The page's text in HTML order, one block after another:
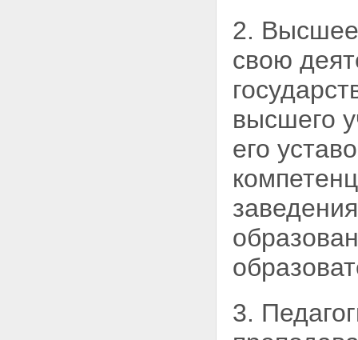
2. Высшее
свою
высшего
его
3.